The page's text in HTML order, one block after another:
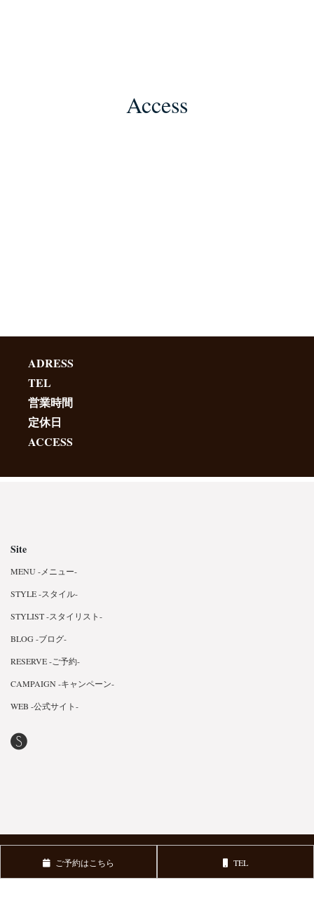
Access
ADRESS
TEL
営業時間
定休日
ACCESS
ご予約はこちら TEL
Site
MENU -メニュー-
STYLE -スタイル-
STYLIST -スタイリスト-
BLOG -ブログ-
RESERVE -ご予約-
CAMPAIGN -キャンペーン-
WEB -公式サイト-
Copyright © 2018 FLEVE. All Rights Reserved.